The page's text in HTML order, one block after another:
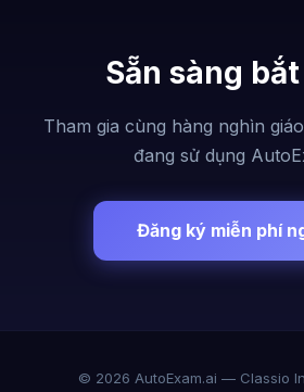
Sẵn sàng
Tham gia cùng hàng nghìn
đang sử dụng
Đăng ký miễn phí
© 2026 AutoExam.ai — Classio